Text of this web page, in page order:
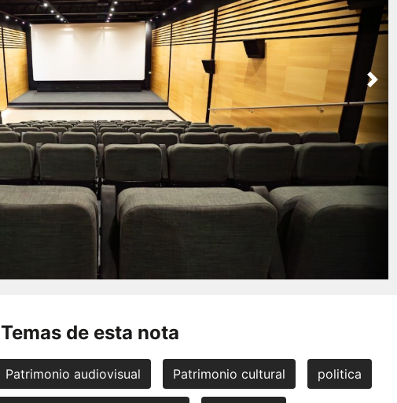
Temas de esta nota
Patrimonio audiovisual Patrimonio cultural politica